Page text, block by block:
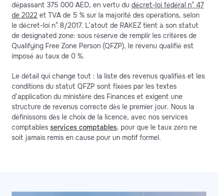
dépassant 375 000 AED, en vertu du décret-loi fédéral n° 47
de 2022 et TVA de 5 % sur la majorité des opérations, selon
le décret-loi n° 8/2017. L’atout de RAKEZ tient à son statut
de designated zone: sous réserve de remplir les critères de
Qualifying Free Zone Person (QFZP), le revenu qualifié est
imposé au taux de 0 %.
Le détail qui change tout : la liste des revenus qualifiés et les
conditions du statut QFZP sont fixées par les textes
d’application du ministère des Finances et exigent une
structure de revenus correcte dès le premier jour. Nous la
définissons dès le choix de la licence, avec nos services
comptables services comptables, pour que le taux zéro ne
soit jamais remis en cause pour un motif formel.